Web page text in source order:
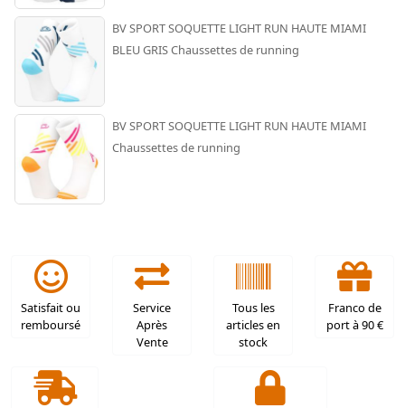
BV SPORT SOQUETTE LIGHT RUN HAUTE MIAMI
BLEU GRIS Chaussettes de running
BV SPORT SOQUETTE LIGHT RUN HAUTE MIAMI
Chaussettes de running
Satisfait ou
remboursé
Service
Après
Vente
Tous les
articles en
stock
Franco de
port à 90 €